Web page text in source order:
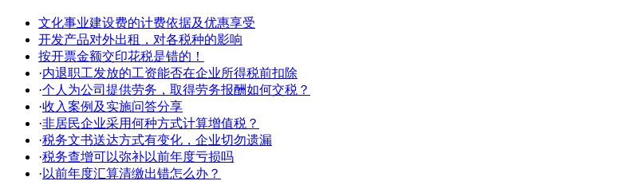
文化事业建设费的计费依据及优惠享受
开发产品对外出租，对各税种的影响
按开票金额交印花税是错的！
·内退职工发放的工资能否在企业所得税前扣除
·个人为公司提供劳务，取得劳务报酬如何交税？
·收入案例及实施问答分享
·非居民企业采用何种方式计算增值税？
·税务文书送达方式有变化，企业切勿遗漏
·税务查增可以弥补以前年度亏损吗
· 以前年度汇算清缴出错怎么办？